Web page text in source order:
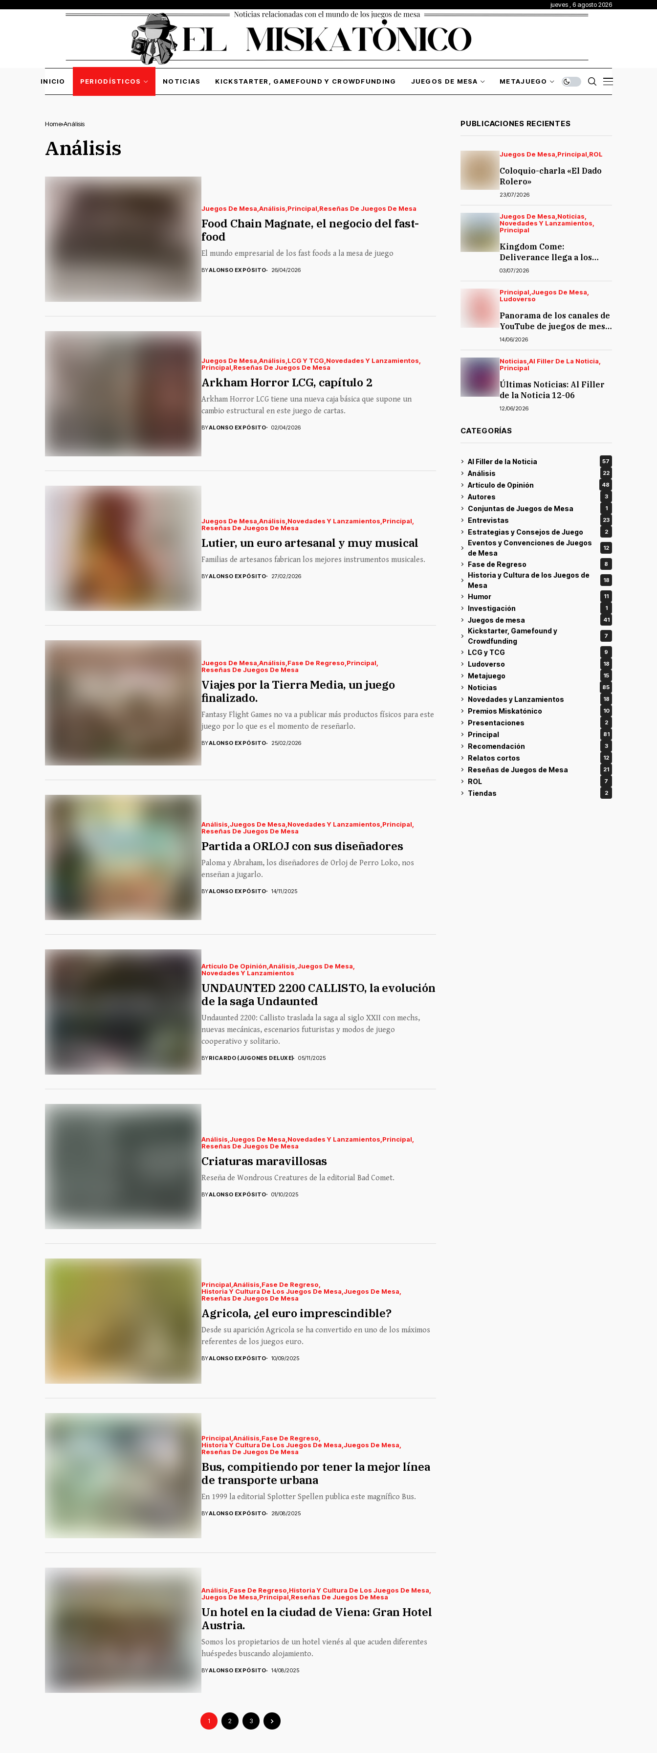
jueves , 6 agosto 2026
INICIO PERIODÍSTICOS NOTICIAS KICKSTARTER, GAMEFOUND Y CROWDFUNDING JUEGOS DE MESA METAJUEGO
Home Análisis
Análisis
Juegos De Mesa Análisis Principal Reseñas De Juegos De Mesa
Food Chain Magnate, el negocio del fast-
food
El mundo empresarial de los fast foods a la mesa de juego
BYALONSO EXPÓSITO 26/04/2026
Juegos De Mesa Análisis LCG Y TCG Novedades Y Lanzamientos
Principal Reseñas De Juegos De Mesa
Arkham Horror LCG, capítulo 2
Arkham Horror LCG tiene una nueva caja básica que supone un
cambio estructural en este juego de cartas.
BYALONSO EXPÓSITO 02/04/2026
Juegos De Mesa Análisis Novedades Y Lanzamientos Principal
Reseñas De Juegos De Mesa
Lutier, un euro artesanal y muy musical
Familias de artesanos fabrican los mejores instrumentos musicales.
BYALONSO EXPÓSITO 27/02/2026
Juegos De Mesa Análisis Fase De Regreso Principal
Reseñas De Juegos De Mesa
Viajes por la Tierra Media, un juego
finalizado.
Fantasy Flight Games no va a publicar más productos físicos para este
juego por lo que es el momento de reseñarlo.
BYALONSO EXPÓSITO 25/02/2026
Análisis Juegos De Mesa Novedades Y Lanzamientos Principal
Reseñas De Juegos De Mesa
Partida a ORLOJ con sus diseñadores
Paloma y Abraham, los diseñadores de Orloj de Perro Loko, nos
enseñan a jugarlo.
BYALONSO EXPÓSITO 14/11/2025
Artículo De Opinión Análisis Juegos De Mesa
Novedades Y Lanzamientos
UNDAUNTED 2200 CALLISTO, la evolución
de la saga Undaunted
Undaunted 2200: Callisto traslada la saga al siglo XXII con mechs,
nuevas mecánicas, escenarios futuristas y modos de juego
cooperativo y solitario.
BYRICARDO (JUGONES DELUXE) 05/11/2025
Análisis Juegos De Mesa Novedades Y Lanzamientos Principal
Reseñas De Juegos De Mesa
Criaturas maravillosas
Reseña de Wondrous Creatures de la editorial Bad Comet.
BYALONSO EXPÓSITO 01/10/2025
Principal Análisis Fase De Regreso
Historia Y Cultura De Los Juegos De Mesa Juegos De Mesa
Reseñas De Juegos De Mesa
Agricola, ¿el euro imprescindible?
Desde su aparición Agricola se ha convertido en uno de los máximos
referentes de los juegos euro.
BYALONSO EXPÓSITO 10/09/2025
Principal Análisis Fase De Regreso
Historia Y Cultura De Los Juegos De Mesa Juegos De Mesa
Reseñas De Juegos De Mesa
Bus, compitiendo por tener la mejor línea
de transporte urbana
En 1999 la editorial Splotter Spellen publica este magnífico Bus.
BYALONSO EXPÓSITO 28/08/2025
Análisis Fase De Regreso Historia Y Cultura De Los Juegos De Mesa
Juegos De Mesa Principal Reseñas De Juegos De Mesa
Un hotel en la ciudad de Viena: Gran Hotel
Austria.
Somos los propietarios de un hotel vienés al que acuden diferentes
huéspedes buscando alojamiento.
BYALONSO EXPÓSITO 14/08/2025
1 2 3
PUBLICACIONES RECIENTES
Juegos De Mesa Principal ROL
Coloquio-charla «El Dado
Rolero»
23/07/2026
Juegos De Mesa Noticias
Novedades Y Lanzamientos
Principal
Kingdom Come:
Deliverance llega a los
juegos de mesa… y la
polémica también
03/07/2026
Principal Juegos De Mesa
Ludoverso
Panorama de los canales de
YouTube de juegos de mesa
en español
14/06/2026
Noticias Al Filler De La Noticia
Principal
Últimas Noticias: Al Filler
de la Noticia 12-06
12/06/2026
CATEGORÍAS
Al Filler de la Noticia 57
Análisis 22
Artículo de Opinión 48
Autores 3
Conjuntas de Juegos de Mesa 1
Entrevistas 23
Estrategias y Consejos de Juego 2
Eventos y Convenciones de Juegos
de Mesa
12
Fase de Regreso 8
Historia y Cultura de los Juegos de
Mesa
18
Humor 11
Investigación 1
Juegos de mesa 41
Kickstarter, Gamefound y
Crowdfunding
7
LCG y TCG 9
Ludoverso 18
Metajuego 15
Noticias 85
Novedades y Lanzamientos 18
Premios Miskatónico 10
Presentaciones 2
Principal 81
Recomendación 3
Relatos cortos 12
Reseñas de Juegos de Mesa 21
ROL 7
Tiendas 2